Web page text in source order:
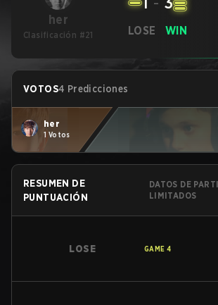
her
Clasificación #21 LOSE WIN
VOTOS4 Predicciones
her
1 Votos
RESUMEN DE
PUNTUACIÓN
DATOS DE
LIMITADOS
LOSE GAME 4